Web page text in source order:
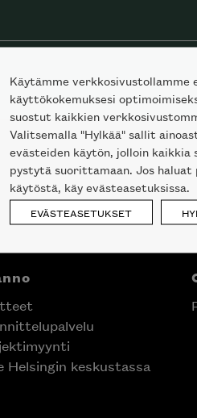
Helsingin keskustassa
Käytämme verkkosivustollamme
käyttökokemuksesi
suostut kaikkien
Valitsemalla "Hylkää" sallit
evästeiden käytön, jolloin kaikkia
pystytä suorittamaan. Jos
käytöstä, käy evästeasetuksissa.
EVÄSTEASETUKSET